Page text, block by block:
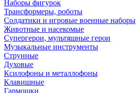
Наборы фигурок
Трансформеры, роботы
Солдатики и игровые военные наборы
Животные и насекомые
Супергерои, мультяшные герои
Музыкальные инструменты
Струнные
Духовые
Ксилофоны и металлофоны
Клавишные
Гармошки